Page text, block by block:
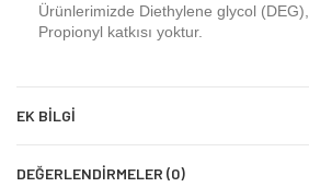
Ürünlerimizde Diethylene glycol
Propionyl katkısı yoktur.
EK BILGI
DEĞERLENDIRMELER (0)